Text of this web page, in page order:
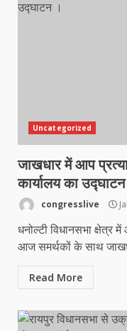
Uncategorized
जाखधार में आप
कार्यालय का
congresslive
धनोल्टी विधानसभा क्षेत्र
आज समर्थकों के साथ
Read More